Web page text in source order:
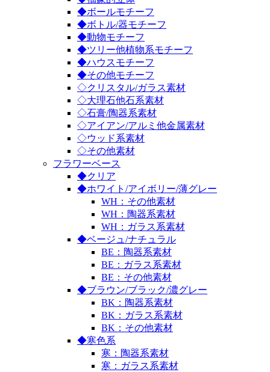
◆ボールモチーフ
◆ボトル/器モチーフ
◆動物モチーフ
◆ツリー他植物系モチーフ
◆ハウスモチーフ
◆その他モチーフ
◇クリスタル/ガラス素材
◇大理石他石系素材
◇石膏/陶器系素材
◇アイアン/アルミ他金属素材
◇ウッド系素材
◇その他素材
フラワーベース
◆クリア
◆ホワイト/アイボリー/薄グレー
WH：その他素材
WH：陶器系素材
WH：ガラス系素材
◆ベージュ/ナチュラル
BE：陶器系素材
BE：ガラス系素材
BE：その他素材
◆ブラウン/ブラック/濃グレー
BK：陶器系素材
BK：ガラス系素材
BK：その他素材
◆寒色系
寒：陶器系素材
寒：ガラス系素材